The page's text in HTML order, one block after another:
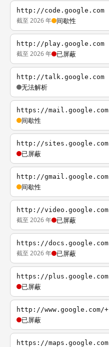
http://code.google.com
截至 2026 年 间歇性
http://play.google.com
截至 2026 年 已屏蔽
http://talk.google.com
无法解析
https://mail.google.com
间歇性
http://sites.google.com
已屏蔽
http://gmail.google.com
间歇性
http://video.google.com
截至 2026 年 已屏蔽
https://docs.google.com
截至 2026 年 已屏蔽
https://plus.google.com
已屏蔽
http://www.google.com/+
已屏蔽
https://maps.google.com